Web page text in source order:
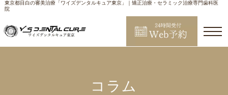
東京都目白の審美治療「ワイズデンタルキュア東京」｜矯正治療・セラミック治療専門歯科医
院
コラム